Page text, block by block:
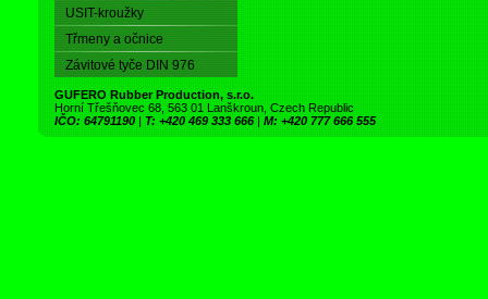
USIT-kroužky
Třmeny a očnice
Závitové tyče DIN 976
GUFERO Rubber Production, s.r.o.
Horní Třešňovec 68, 563 01 Lanškroun, Czech Republic
IČO: 64791190 | T: +420 469 333 666 | M: +420 777 666 555